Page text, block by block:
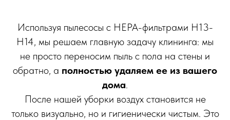
Используя пылесосы с HEPA-фильтрами H13-
H14, мы решаем главную задачу клининга: мы
не просто переносим пыль с пола на стены и
обратно, а полностью удаляем ее из вашего
дома.
После нашей уборки воздух становится не
только визуально, но и гигиенически чистым. Это